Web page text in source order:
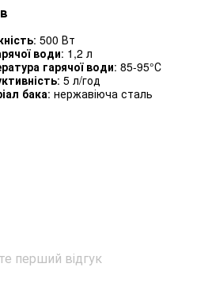
: 500 Вт
води: 1,2 л
гарячої води: 85-95°С
: 5 л/год
бака: нержавіюча сталь
перший відгук